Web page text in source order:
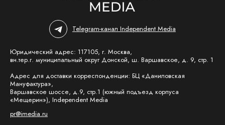
Telegram-канал Independent Media
Юридический адрес: 117105, г. Москва,
вн.тер.г. муниципальный округ Донской, ш. Варшавское, д. 9, стр. 1
Адрес для доставки корреспонденции: БЦ «Даниловская
Мануфактура»,
Варшавское шоссе, д.9, стр.1 (южный подъезд корпуса
«Мещерин»), Independent Media
pr@imedia.ru